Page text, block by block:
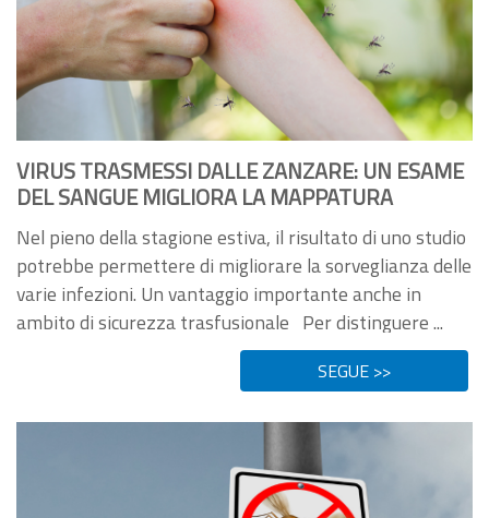
VIRUS TRASMESSI DALLE ZANZARE: UN ESAME
DEL SANGUE MIGLIORA LA MAPPATURA
Nel pieno della stagione estiva, il risultato di uno studio
potrebbe permettere di migliorare la sorveglianza delle
varie infezioni. Un vantaggio importante anche in
ambito di sicurezza trasfusionale Per distinguere ...
SEGUE >>